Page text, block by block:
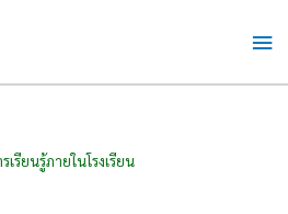
เรียนรู้ภายในโรงเรียน